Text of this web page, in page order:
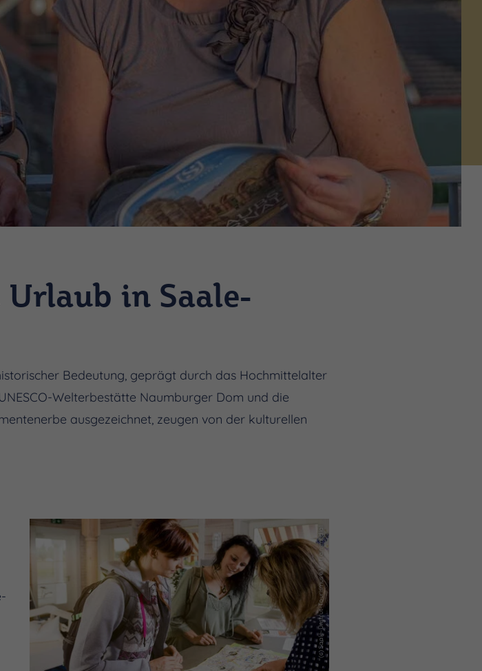
in Saale-
Bedeutung, geprägt durch das Hochmittelalter
Welterbestätte Naumburger Dom und die
ausgezeichnet, zeugen von der kulturellen
(c) Saale-Unstrut-Tourismus e.V., Transmedial